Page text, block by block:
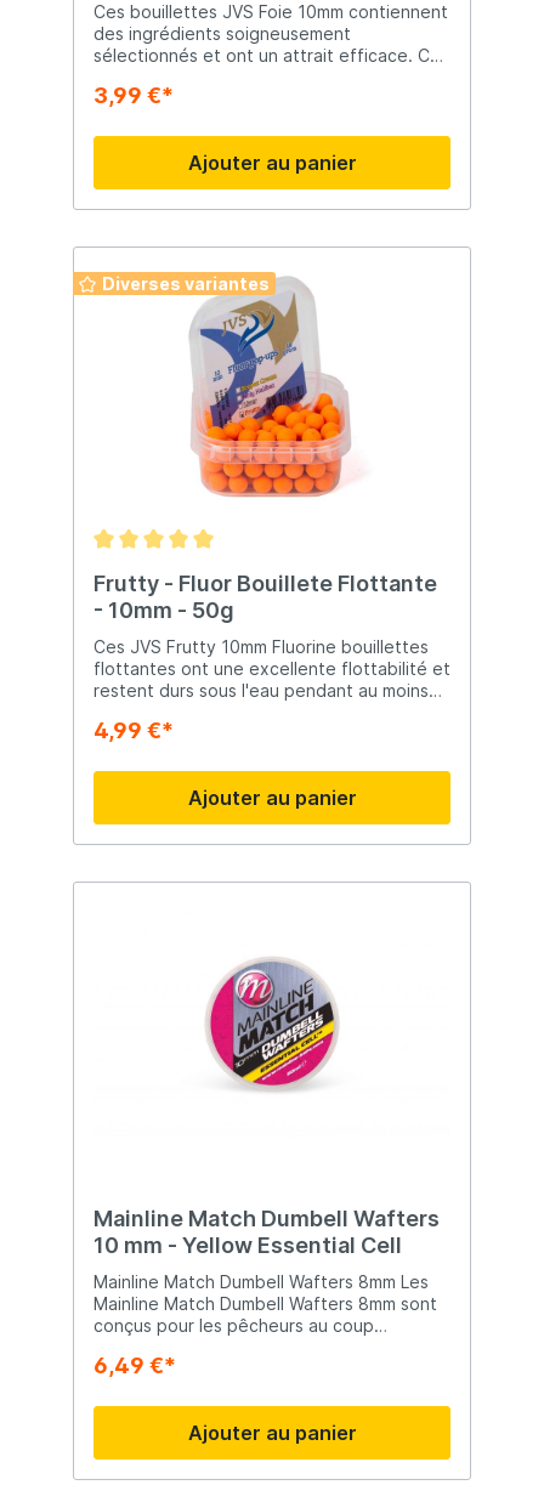
Ces bouillettes JVS Foie 10mm contiennent
des ingrédients soigneusement
sélectionnés et ont un attrait efficace. Ces
parfaites pour la pêche commerciale de la
3,99 €*
Ajouter au panier
Diverses variantes
Frutty - Fluor Bouillete Flottante
- 10mm - 50g
Ces JVS Frutty 10mm Fluorine bouillettes
flottantes ont une excellente flottabilité et
restent durs sous l'eau pendant au moins
parfaitement pour la pêche carpodrome a
au-dessus d'une amorce attractive.
4,99 €*
Ajouter au panier
Mainline Match Dumbell Wafters
10 mm - Yellow Essential Cell
Mainline Match Dumbell Wafters 8mm Les
Mainline Match Dumbell Wafters 8mm sont
conçus pour les pêcheurs au coup
parfaite et une forte attractivité. Leur
équilibrée permettent une présentation «
critically balanced ». Ces wafters sont
idéaux avec un bait band sur un hair rig et
s’utilisent parfaitement avec des petits
6,49 €*
Ajouter au panier